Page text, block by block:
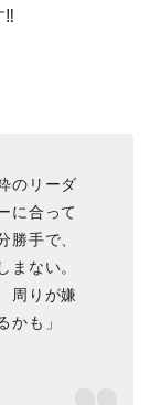
‼
のリーダ
に合って
勝手で、
まない。
周りが嫌
かも」